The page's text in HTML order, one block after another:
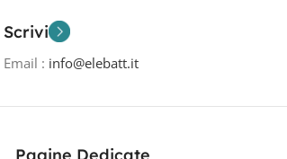
Scrivi
Email : info@elebatt.it